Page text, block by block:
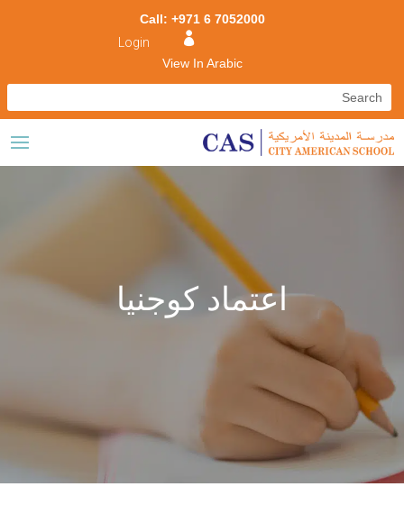
Call: +971 6 7052000

Login
View In Arabic
اعتماد كوجنيا